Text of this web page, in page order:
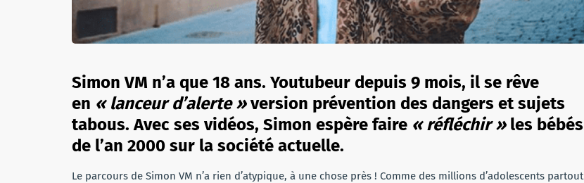
Simon VM n’a que 18 ans. Youtubeur depuis 9 mois, il se rêve
en « lanceur d’alerte »version prévention des dangers et sujets
tabous. Avec ses vidéos, Simon espère faire « réfléchir »les bébés
de l’an 2000 sur la société actuelle.
Le parcours de Simon VM n’a rien d’atypique, à une chose près ! Comme des millions d’adolescents partout